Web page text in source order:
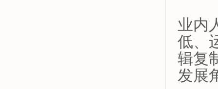
业内
低、
辑复
发展